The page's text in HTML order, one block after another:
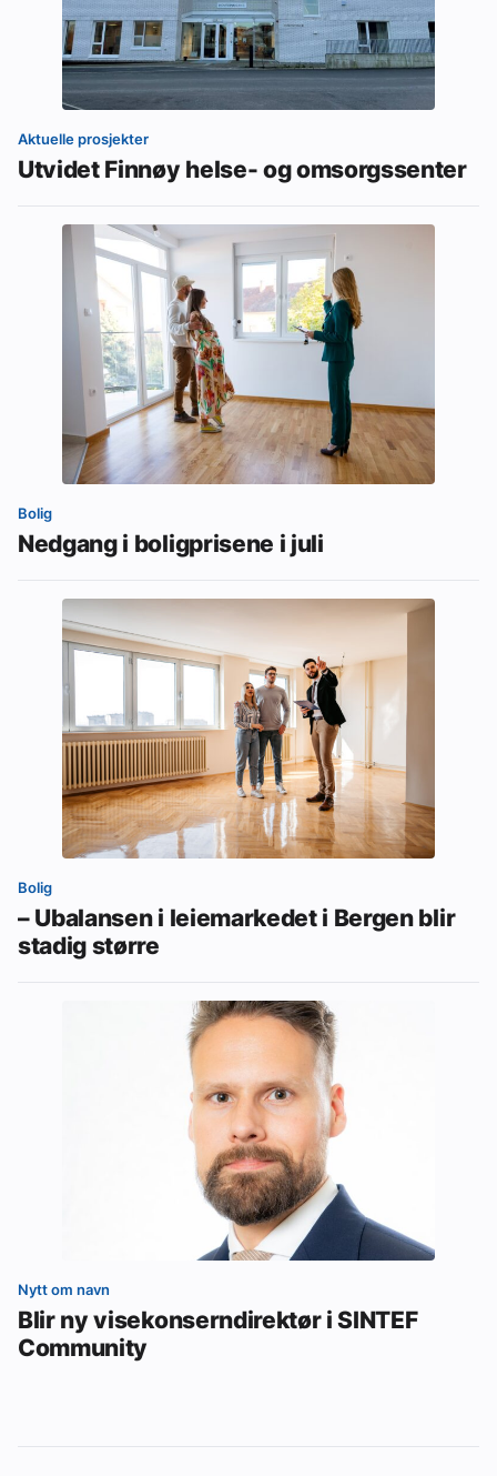
Aktuelle prosjekter
Utvidet Finnøy helse- og omsorgssenter
Bolig
Nedgang i boligprisene i juli
Bolig
– Ubalansen i leiemarkedet i Bergen blir
stadig større
Nytt om navn
Blir ny visekonserndirektør i SINTEF
Community